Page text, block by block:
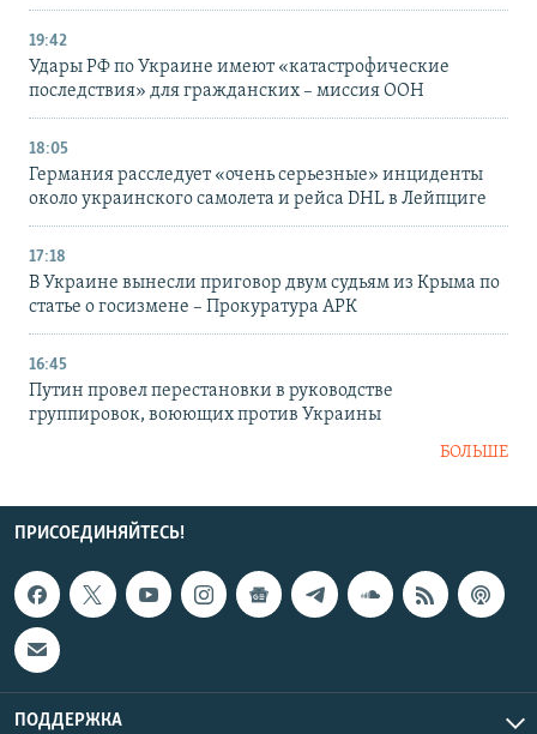
19:42
Удары РФ по Украине имеют «катастрофические
последствия» для гражданских – миссия ООН
18:05
Германия расследует «очень серьезные» инциденты
около украинского самолета и рейса DHL в Лейпциге
17:18
В Украине вынесли приговор двум судьям из Крыма по
статье о госизмене – Прокуратура АРК
16:45
Путин провел перестановки в руководстве
группировок, воюющих против Украины
БОЛЬШЕ
ПРИСОЕДИНЯЙТЕСЬ!
ПОДДЕРЖКА